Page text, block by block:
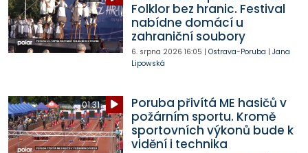
Folklor bez hranic. Festival
nabídne domácí u
zahraniční soubory
6. srpna 2026 16:05 | Ostrava-Poruba | Jana
Lipowská
01:31
Poruba přivítá ME hasičů v
požárním sportu. Kromě
sportovních výkonů bude k
vidění i technika